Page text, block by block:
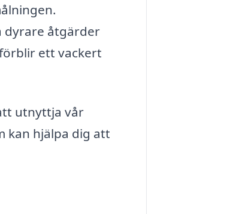
dyrare åtgärder
ett vackert
utnyttja vår
kan hjälpa dig att